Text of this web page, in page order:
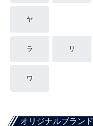
ヤ
ラ リ
ワ
オリジナルブランド